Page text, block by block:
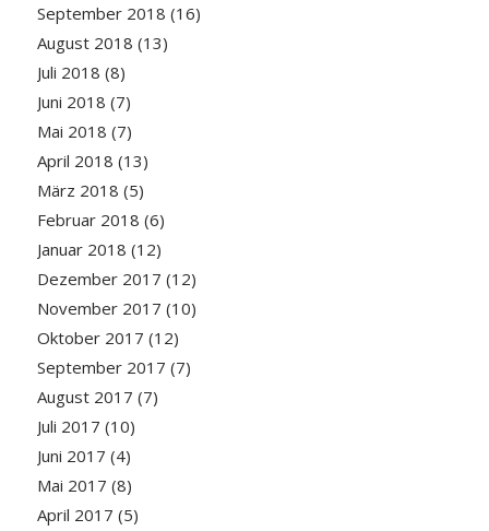
September 2018 (16)
August 2018 (13)
Juli 2018 (8)
Juni 2018 (7)
Mai 2018 (7)
April 2018 (13)
März 2018 (5)
Februar 2018 (6)
Januar 2018 (12)
Dezember 2017 (12)
November 2017 (10)
Oktober 2017 (12)
September 2017 (7)
August 2017 (7)
Juli 2017 (10)
Juni 2017 (4)
Mai 2017 (8)
April 2017 (5)